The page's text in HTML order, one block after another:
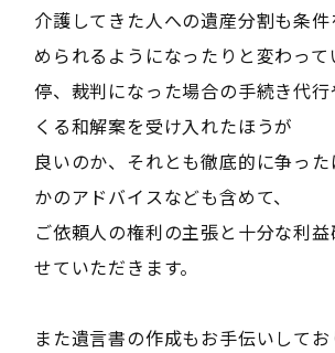
介護してきた人への遺産分割も条
められるようになったりと変わって
停、裁判になった場合の手続き代
くる和解案を受け入れたほうが
良いのか、それとも徹底的に争っ
かのアドバイスなども含めて、
ご依頼人の権利の主張と十分な利
せていただきます。
また遺言書の作成もお手伝いしてお